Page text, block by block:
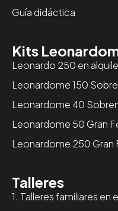
Guía didáctica
Kits
Leonardo 250 en
Leonardome 150
Leonardome 40
Leonardome 50 Gran
Leonardome 250 Gran
Talleres
1. Talleres familiares en